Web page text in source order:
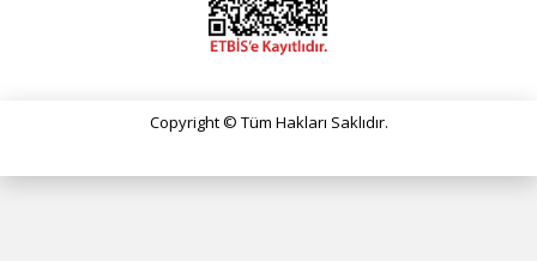
Copyright © Tüm Hakları Saklıdır.